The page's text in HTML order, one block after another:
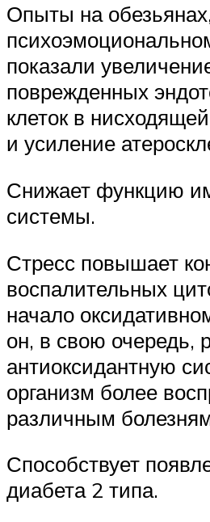
Опыты на
показали
поврежденных
клеток в
и усиление
Снижает функцию
системы.
Стресс повышает
воспалительных
начало
он, в свою очередь,
антиоксидантную
организм более
различным
Способствует
диабета 2 типа.